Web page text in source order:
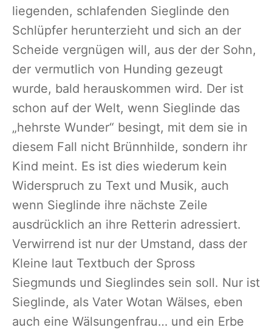
liegenden, schlafenden Sieglinde den
Schlüpfer herunterzieht und sich an der
Scheide vergnügen will, aus der der Sohn,
der vermutlich von Hunding gezeugt
wurde, bald herauskommen wird. Der ist
schon auf der Welt, wenn Sieglinde das
„hehrste Wunder“ besingt, mit dem sie in
diesem Fall nicht Brünnhilde, sondern ihr
Kind meint. Es ist dies wiederum kein
Widerspruch zu Text und Musik, auch
wenn Sieglinde ihre nächste Zeile
ausdrücklich an ihre Retterin adressiert.
Verwirrend ist nur der Umstand, dass der
Kleine laut Textbuch der Spross
Siegmunds und Sieglindes sein soll. Nur ist
Sieglinde, als Vater Wotan Wälses, eben
auch eine Wälsungenfrau… und ein Erbe